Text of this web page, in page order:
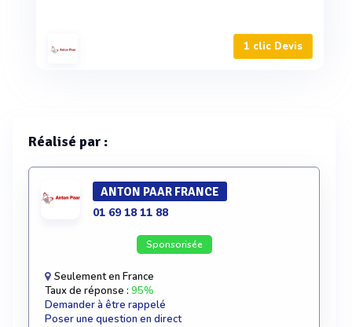
1 clic Devis
Réalisé par :
ANTON PAAR FRANCE
01 69 18 11 88
Sponsorisée
Seulement en France
Taux de réponse : 95%
Demander à être rappelé
Poser une question en direct